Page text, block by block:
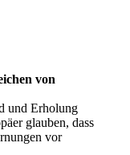
von
und Erholung
glauben, dass
vor